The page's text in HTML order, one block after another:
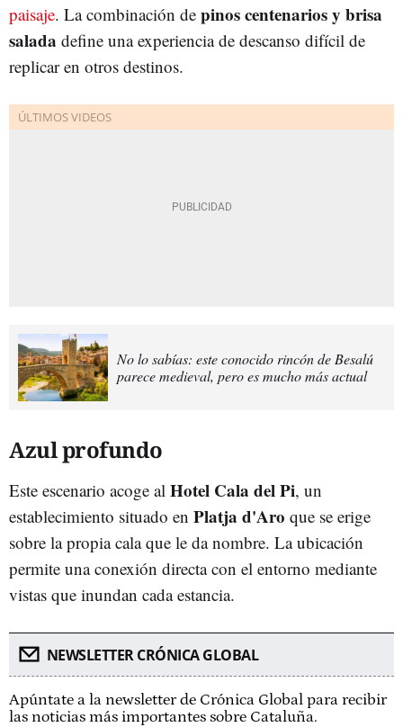
paisaje. La combinación de pinos centenarios y brisa
salada define una experiencia de descanso difícil de
replicar en otros destinos.
No lo sabías: este conocido rincón de Besalú
parece medieval, pero es mucho más actual
Azul profundo
Este escenario acoge al Hotel Cala del Pi, un
establecimiento situado en Platja d'Aro que se erige
sobre la propia cala que le da nombre. La ubicación
permite una conexión directa con el entorno mediante
vistas que inundan cada estancia.
NEWSLETTER CRÓNICA GLOBAL
Apúntate a la newsletter de Crónica Global para recibir
las noticias más importantes sobre Cataluña.